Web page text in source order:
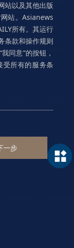
站以及其他出版
站。Asianews
所有。其运行
条款和操作规则
同意”的按钮，
受所有的服务条
过国际互联网
服务的重
。
尽及准确的要
。 Asianewsp
服务的权利。
，同意接受Asi
款，Asianew
进入下一步使用
，则再一次激
一步